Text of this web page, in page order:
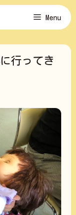
Menu
行ってき